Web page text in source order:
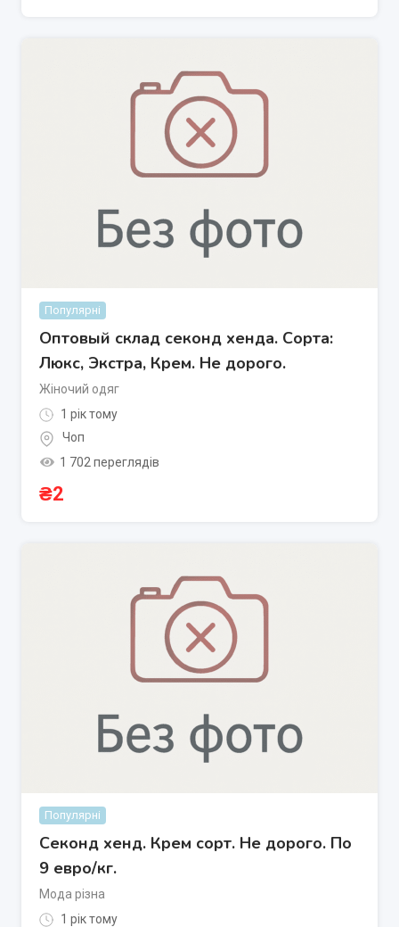
Популярні
Оптовый склад секонд хенда. Сорта:
Люкс, Экстра, Крем. Не дорого.
Жіночий одяг
1 рік тому
Чоп
1 702 переглядів
₴2
Популярні
Секонд хенд. Крем сорт. Не дорого. По
9 евро/кг.
Мода різна
1 рік тому